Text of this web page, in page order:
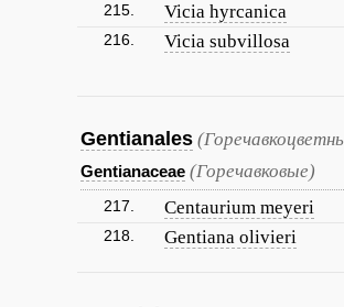
215. Vicia hyrcanica
216. Vicia subvillosa
Gentianales
Gentianaceae (Горечавковые)
217. Centaurium meyeri
218. Gentiana olivieri